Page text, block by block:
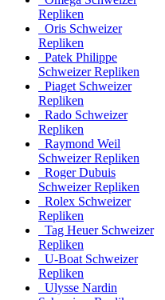
Repliken
Oris Schweizer
Repliken
Patek Philippe
Schweizer Repliken
Piaget Schweizer
Repliken
Rado Schweizer
Repliken
Raymond Weil
Schweizer Repliken
Roger Dubuis
Schweizer Repliken
Rolex Schweizer
Repliken
Tag Heuer Schweizer
Repliken
U-Boat Schweizer
Repliken
Ulysse Nardin